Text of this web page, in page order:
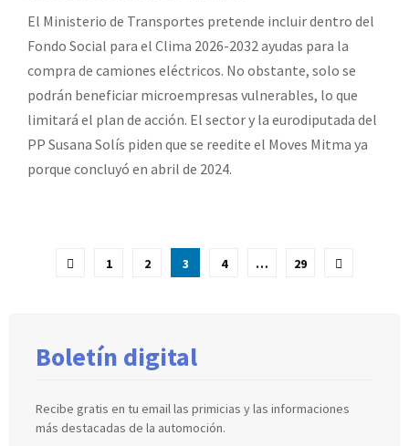
El Ministerio de Transportes pretende incluir dentro del
Fondo Social para el Clima 2026-2032 ayudas para la
compra de camiones eléctricos. No obstante, solo se
podrán beneficiar microempresas vulnerables, lo que
limitará el plan de acción. El sector y la eurodiputada del
PP Susana Solís piden que se reedite el Moves Mitma ya
porque concluyó en abril de 2024.
Paginación
1 2 3 4 … 29
Boletín digital
Recibe gratis en tu email las primicias y las informaciones
más destacadas de la automoción.